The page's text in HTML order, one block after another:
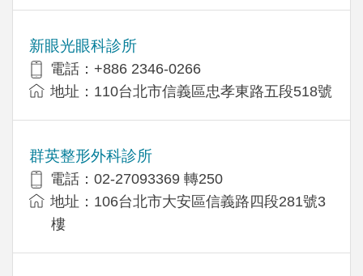
新眼光眼科診所
電話：+886 2346-0266
地址：110台北市信義區忠孝東路五段518號
群英整形外科診所
電話：02-27093369 轉250
地址：106台北市大安區信義路四段281號3
樓